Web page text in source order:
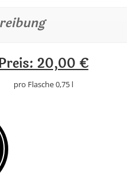
20,00 €
pro Flasche 0,75 l